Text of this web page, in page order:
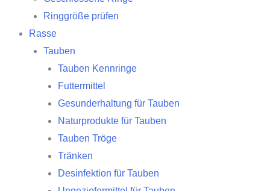
Ringgröße prüfen
Rasse
Tauben
Tauben Kennringe
Futtermittel
Gesunderhaltung für Tauben
Naturprodukte für Tauben
Tauben Tröge
Tränken
Desinfektion für Tauben